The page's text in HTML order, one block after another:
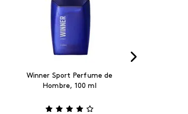
Winner Sport Perfume de
Hombre, 100 ml